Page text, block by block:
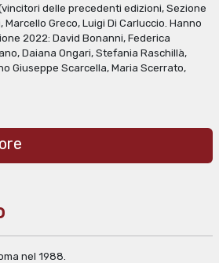
delle precedenti edizioni, Sezione
Greco, Luigi Di Carluccio. Hanno
2022: David Bonanni, Federica
Daiana Ongari, Stefania Raschillà,
Giuseppe Scarcella, Maria Scerrato,
nel 1988.